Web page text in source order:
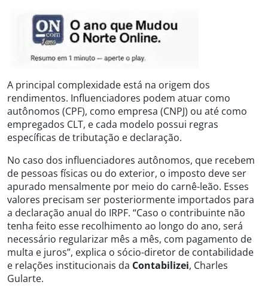
A principal complexidade está na origem dos
rendimentos. Influenciadores podem atuar como
autônomos (CPF), como empresa (CNPJ) ou até como
empregados CLT, e cada modelo possui regras
específicas de tributação e declaração.
No caso dos influenciadores autônomos, que recebem
de pessoas físicas ou do exterior, o imposto deve ser
apurado mensalmente por meio do carnê-leão. Esses
valores precisam ser posteriormente importados para
a declaração anual do IRPF. “Caso o contribuinte não
tenha feito esse recolhimento ao longo do ano, será
necessário regularizar mês a mês, com pagamento de
multa e juros”, explica o sócio-diretor de contabilidade
e relações institucionais da Contabilizei, Charles
Gularte.